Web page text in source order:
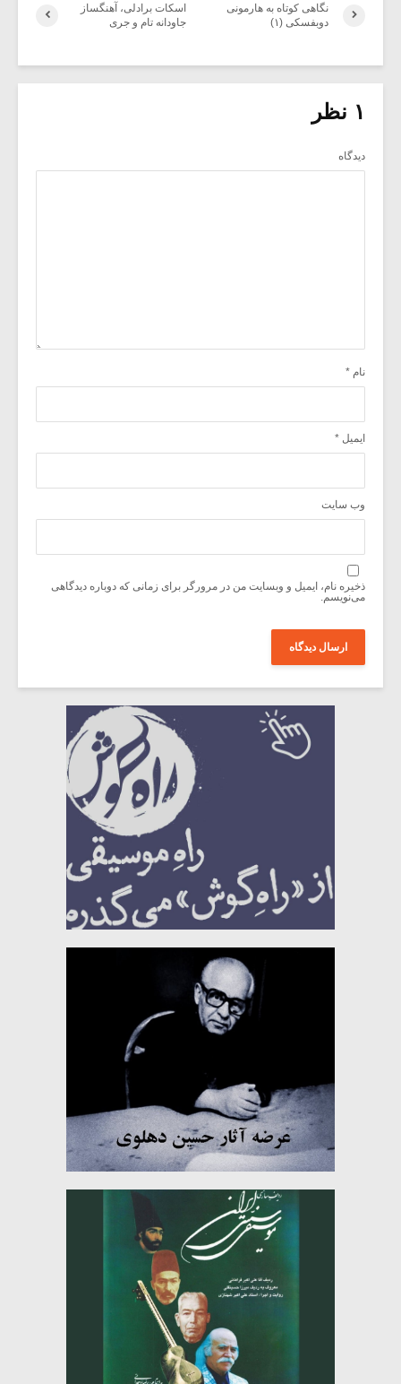
اسکات برادلی، آهنگساز
جاودانه تام و جری
نگاهی کوتاه به هارمونی
دوبفسکی (۱)
۱ نظر
دیدگاه
نام *
ایمیل *
وب‌ سایت
ذخیره نام، ایمیل و وبسایت من در مرورگر برای زمانی که دوباره دیدگاهی
می‌نویسم.